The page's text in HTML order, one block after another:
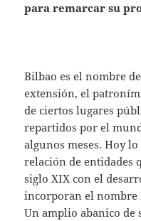
para remarcar su
Bilbao es el nombre
extensión, el
de ciertos lugares
repartidos por el
algunos meses. Hoy
relación de entidades
siglo XIX con el
incorporan el nombre
Un amplio abanico de